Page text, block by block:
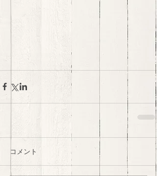
コメント